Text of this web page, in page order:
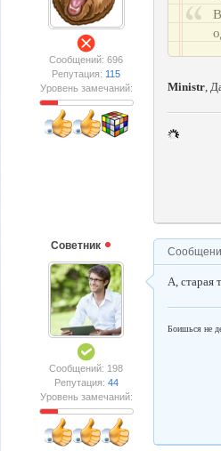
Сообщений: 696
Репутация: 115
Уровень замечаний:
Ministr,
Сoветник
Сообщений: 198
Репутация: 44
Уровень замечаний:
А, старая
Боишься не